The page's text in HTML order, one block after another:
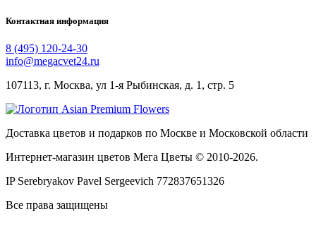
Контактная информация
8 (495) 120-24-30
info@megacvet24.ru
107113, г. Москва, ул 1-я Рыбинская, д. 1, стр. 5
Доставка цветов и подарков по Москве и Московской области
Интернет-магазин цветов Мега Цветы © 2010-2026.
IP Serebryakov Pavel Sergeevich 772837651326
Все права защищены